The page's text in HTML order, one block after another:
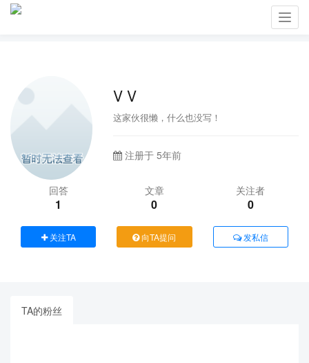
V V
这家伙很懒，什么也没写！
注册于 5年前
回答
1
文章
0
关注者
0
关注TA 向TA提问 发私信
TA的粉丝